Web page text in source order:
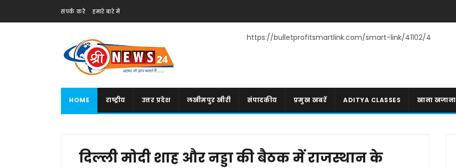
संपर्क करें हमारे बारे में
https://bulletprofitsmartlink.com/smart-link/41102/4
HOME राष्ट्रीय उत्तर प्रदेश लखीमपुर खीरी संपादकीय प्रमुख खबरें ADITYA CLASSES खाना खजाना
दिल्ली मोदी शाह और नड्डा की बैठक में राजस्थान के